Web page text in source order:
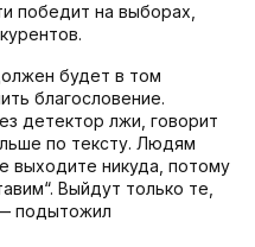
победит на выборах,
будет в том
благословение.
детектор лжи, говорит
по тексту. Людям
выходите никуда, потому
Выйдут только те,
подытожил